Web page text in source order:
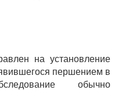
на установление
першением в
обычно